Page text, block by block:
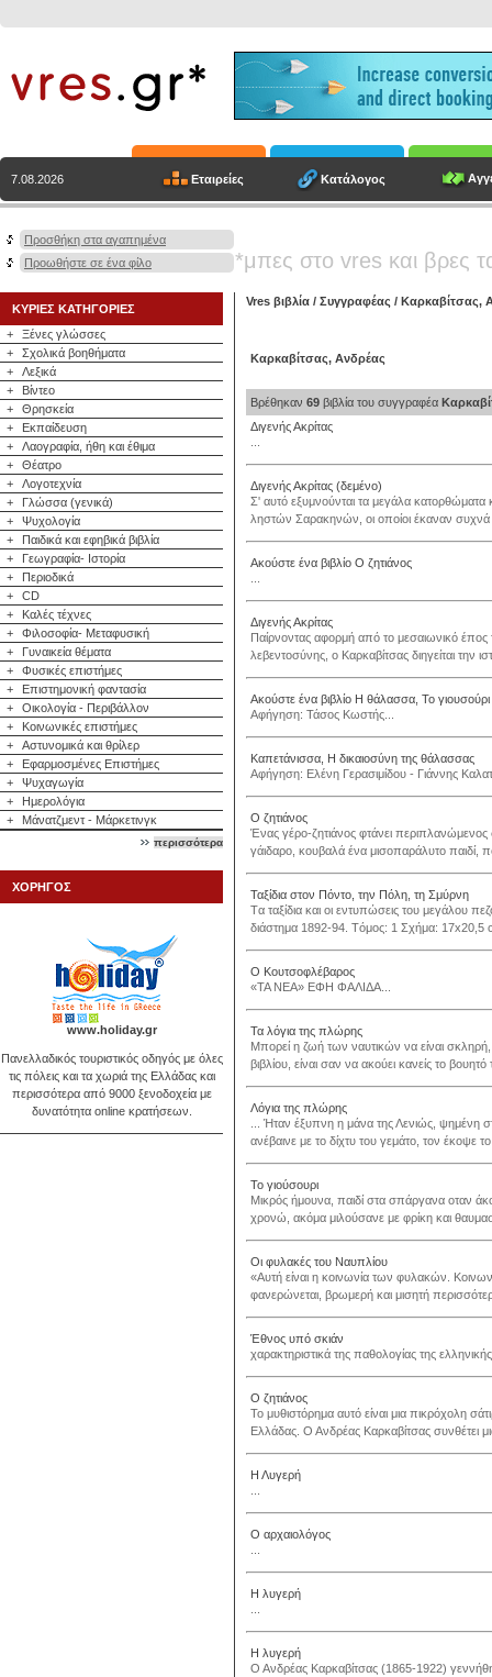
7.08.2026 Εταιρείες Κατάλογος
Προσθήκη στα αγαπημένα
Προωθήστε σε ένα φίλο
*μπες στο vres και βρες
ΚΥΡΙΕΣ ΚΑΤΗΓΟΡΙΕΣ
+
Ξένες γλώσσες
+
Σχολικά βοηθήματα
+
Λεξικά
+
Βίντεο
+
Θρησκεία
+
Εκπαίδευση
+
Λαογραφία, ήθη και έθιμα
+
Θέατρο
+
Λογοτεχνία
+
Γλώσσα (γενικά)
+
Ψυχολογία
+
Παιδικά και εφηβικά βιβλία
+
Γεωγραφία- Ιστορία
+
Περιοδικά
+
CD
+
Καλές τέχνες
+
Φιλοσοφία- Μεταφυσική
+
Γυναικεία θέματα
+
Φυσικές επιστήμες
+
Επιστημονική φαντασία
+
Οικολογία - Περιβάλλον
+
Κοινωνικές επιστήμες
+
Αστυνομικά και θρίλερ
+
Εφαρμοσμένες Επιστήμες
+
Ψυχαγωγία
+
Ημερολόγια
+
Μάνατζμεντ - Μάρκετινγκ
περισσότερα
ΧΟΡΗΓΟΣ
www.holiday.gr
Πανελλαδικός τουριστικός οδηγός με όλες
τις πόλεις και τα χωριά της Ελλάδας και
περισσότερα από 9000 ξενοδοχεία με
δυνατότητα online κρατήσεων.
Vres βιβλία / Συγγραφέας / Καρκαβίτσας,
Καρκαβίτσας, Ανδρέας
Βρέθηκαν 69 βιβλία του συγγραφέα
Διγενής Ακρίτας
Διγενής Ακρίτας (δεμένο)
Σ' αυτό εξυμνούνται τα μεγάλα κατορθώματα
ληστών Σαρακηνών, οι οποίοι έκαναν συχνά
Ακούστε ένα βιβλίο Ο ζητιάνος
Διγενής Ακρίτας
Παίρνοντας αφορμή από το μεσαιωνικό έπος
λεβεντοσύνης, ο Καρκαβίτσας διηγείται την
Ακούστε ένα βιβλίο Η θάλασσα, Το γιουσούρι
Αφήγηση: Τάσος Κωστής...
Καπετάνισσα, Η δικαιοσύνη της θάλασσας
Αφήγηση: Ελένη Γερασιμίδου - Γιάννης
Ο ζητιάνος
Ένας γέρο-ζητιάνος φτάνει
γάιδαρο, κουβαλά ένα μισοπαράλυτο παιδί,
Ταξίδια στον Πόντο, την Πόλη, τη Σμύρνη
Tα ταξίδια και οι εντυπώσεις του μεγάλου
διάστημα 1892-94. Tόμος: 1 Σχήμα: 17x20,5
Ο Κουτσοφλέβαρος
«ΤΑ ΝΕΑ» ΕΦΗ ΦΑΛΙΔΑ...
Τα λόγια της πλώρης
Μπορεί η ζωή των ναυτικών να είναι σκληρή,
βιβλίου, είναι σαν να ακούει κανείς το
Λόγια της πλώρης
... Ήταν έξυπνη η μάνα της Λενιώς, ψημένη
ανέβαινε με το δίχτυ του γεμάτο, τον
Το γιούσουρι
Μικρός ήμουνα, παιδί στα σπάργανα οταν
χρονώ, ακόμα μιλούσανε με φρίκη και
Οι φυλακές του Ναυπλίου
«Αυτή είναι η κοινωνία των φυλακών.
φανερώνεται, βρωμερή και μισητή
Έθνος υπό σκιάν
χαρακτηριστικά της παθολογίας της
Ο ζητιάνος
Το μυθιστόρημα αυτό είναι μια πικρόχολη
Ελλάδας. Ο Ανδρέας Καρκαβίτσας συνθέτει
Η Λυγερή
Ο αρχαιολόγος
Η λυγερή
Η λυγερή
O Aνδρέας Kαρκαβίτσας (1865-1922)